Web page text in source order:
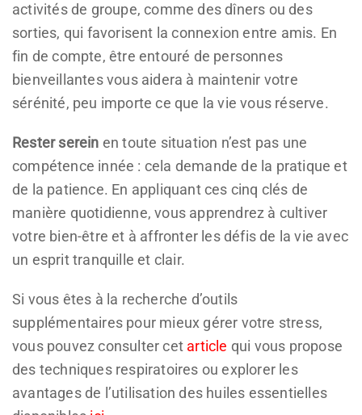
activités de groupe, comme des dîners ou des
sorties, qui favorisent la connexion entre amis. En
fin de compte, être entouré de personnes
bienveillantes vous aidera à maintenir votre
sérénité, peu importe ce que la vie vous réserve.
Rester serein en toute situation n’est pas une
compétence innée : cela demande de la pratique et
de la patience. En appliquant ces cinq clés de
manière quotidienne, vous apprendrez à cultiver
votre bien-être et à affronter les défis de la vie avec
un esprit tranquille et clair.
Si vous êtes à la recherche d’outils
supplémentaires pour mieux gérer votre stress,
vous pouvez consulter cet article qui vous propose
des techniques respiratoires ou explorer les
avantages de l’utilisation des huiles essentielles